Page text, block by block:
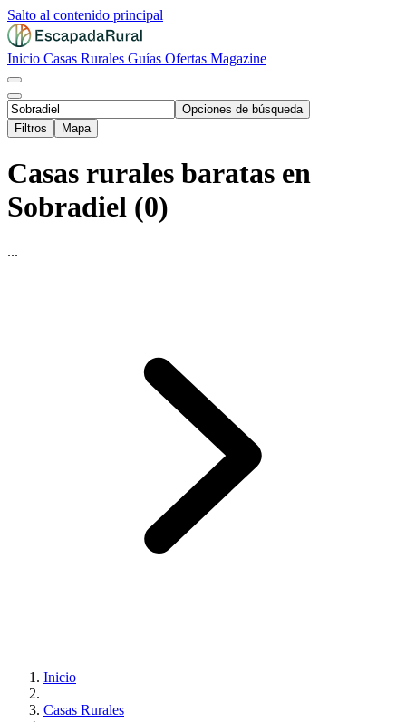
Salto al contenido principal
Inicio Casas Rurales Guías Ofertas Magazine
Opciones de búsqueda
Filtros
Mapa
Casas rurales baratas en
Sobradiel (0)
...
Inicio
Casas Rurales